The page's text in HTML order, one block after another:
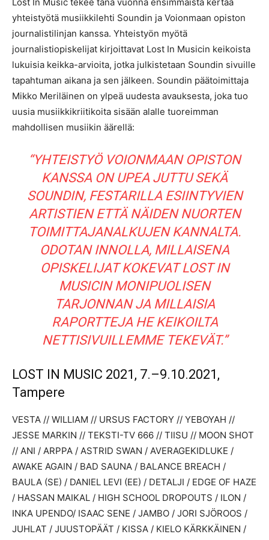
Lost In Music tekee tänä vuonna ensimmäistä kertaa
yhteistyötä musiikkilehti Soundin ja Voionmaan opiston
journalistilinjan kanssa. Yhteistyön myötä
journalistiopiskelijat kirjoittavat Lost In Musicin keikoista
lukuisia keikka-arvioita, jotka julkistetaan Soundin sivuille
tapahtuman aikana ja sen jälkeen. Soundin päätoimittaja
Mikko Meriläinen on ylpeä uudesta avauksesta, joka tuo
uusia musiikkikriitikoita sisään alalle tuoreimman
mahdollisen musiikin äärellä:
“YHTEISTYÖ VOIONMAAN OPISTON
KANSSA ON UPEA JUTTU SEKÄ
SOUNDIN, FESTARILLA ESIINTYVIEN
ARTISTIEN ETTÄ NÄIDEN NUORTEN
TOIMITTAJANALKUJEN KANNALTA.
ODOTAN INNOLLA, MILLAISENA
OPISKELIJAT KOKEVAT LOST IN
MUSICIN MONIPUOLISEN
TARJONNAN JA MILLAISIA
RAPORTTEJA HE KEIKOILTA
NETTISIVUILLEMME TEKEVÄT.”
LOST IN MUSIC 2021, 7.–9.10.2021,
Tampere
VESTA // WILLIAM // URSUS FACTORY // YEBOYAH //
JESSE MARKIN // TEKSTI-TV 666 // TIISU // MOON SHOT
// ANI / ARPPA / ASTRID SWAN / AVERAGEKIDLUKE /
AWAKE AGAIN / BAD SAUNA / BALANCE BREACH /
BAULA (SE) / DANIEL LEVI (EE) / DETALJI / EDGE OF HAZE
/ HASSAN MAIKAL / HIGH SCHOOL DROPOUTS / ILON /
INKA UPENDO/ ISAAC SENE / JAMBO / JORI SJÖROOS /
JUHLAT / JUUSTOPÄÄT / KISSA / KIELO KÄRKKÄINEN /